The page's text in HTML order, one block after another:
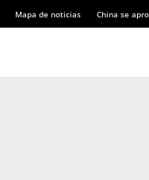
Mapa de noticias China se